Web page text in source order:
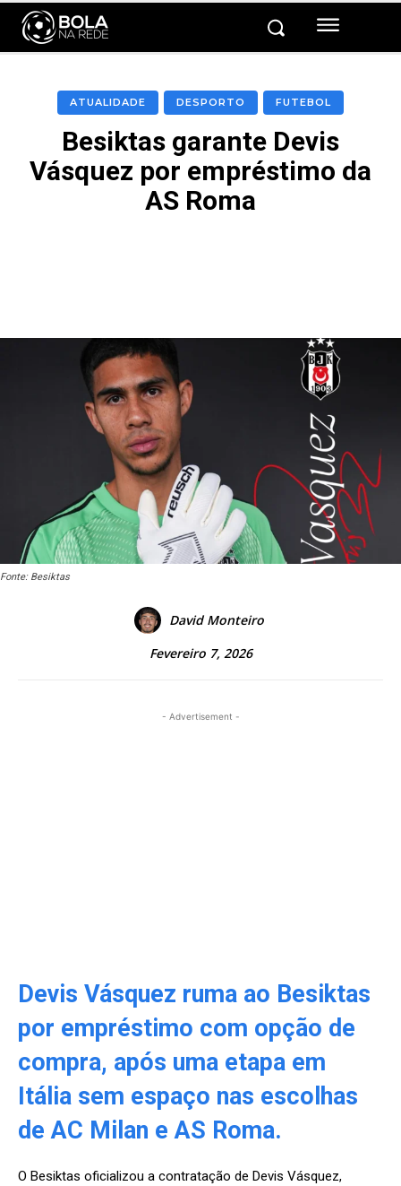
ATUALIDADE DESPORTO FUTEBOL
Besiktas garante Devis
Vásquez por empréstimo da
AS Roma
Fonte: Besiktas
David Monteiro
Fevereiro 7, 2026
- Advertisement -
Devis Vásquez ruma ao Besiktas
por empréstimo com opção de
compra, após uma etapa em
Itália sem espaço nas escolhas
de AC Milan e AS Roma.
O Besiktas oficializou a contratação de Devis Vásquez,